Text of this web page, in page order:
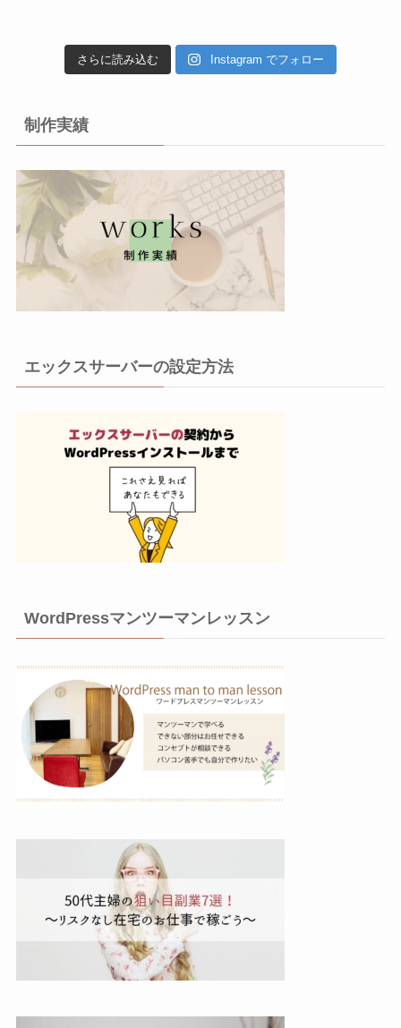
さらに読み込む Instagram でフォロー
制作実績
エックスサーバーの設定方法
WordPressマンツーマンレッスン